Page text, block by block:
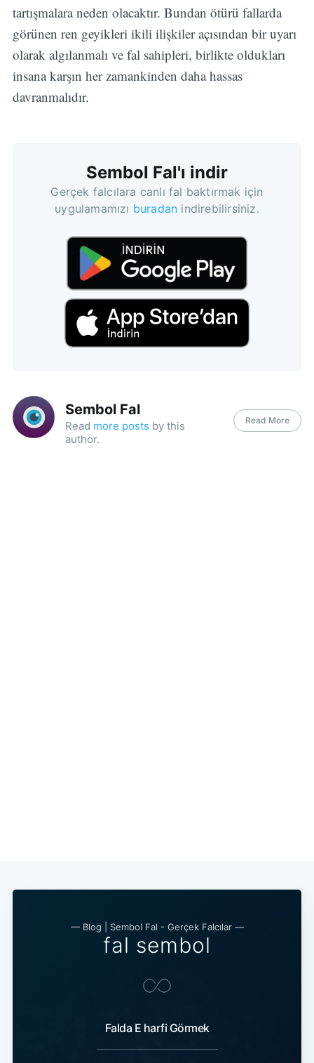
tartışmalara neden olacaktır. Bundan ötürü fallarda
görünen ren geyikleri ikili ilişkiler açısından bir uyarı
olarak algılanmalı ve fal sahipleri, birlikte oldukları
insana karşın her zamankinden daha hassas
davranmalıdır.
Sembol Fal'ı indir
Gerçek falcılara canlı fal baktırmak için
uygulamamızı buradan indirebilirsiniz.
Sembol Fal
Read more posts by this
author.
Read More
— Blog | Sembol Fal - Gerçek Falcılar —
fal sembol
Falda E harfi Görmek